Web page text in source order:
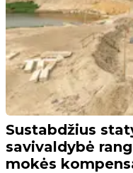
Sustabdžius
savivaldybė
mokės